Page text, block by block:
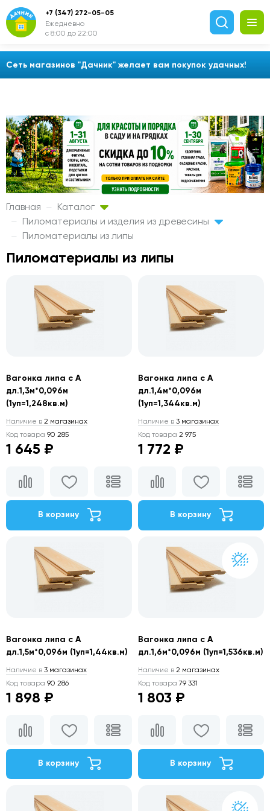
Сеть магазинов "Дачник" желает вам покупок удачных!
+7 (347) 272-05-05
Ежедневно
с 8:00 до 22:00
Главная
Каталог
Пиломатериалы и изделия из древесины
Пиломатериалы из липы
Пиломатериалы из липы
Вагонка липа с А
дл.1,3м*0,096м
(1уп=1,248кв.м)
Наличие в 2 магазинах
Код товара 90 285
1 645 ₽
В корзину
Вагонка липа с А
дл.1,4м*0,096м
(1уп=1,344кв.м)
Наличие в 3 магазинах
Код товара 2 975
1 772 ₽
В корзину
Вагонка липа с А
дл.1,5м*0,096м (1уп=1,44кв.м)
Наличие в 3 магазинах
Код товара 90 286
1 898 ₽
В корзину
Вагонка липа с А
дл.1,6м*0,096м (1уп=1,536кв.м)
Наличие в 2 магазинах
Код товара 79 331
1 803 ₽
В корзину